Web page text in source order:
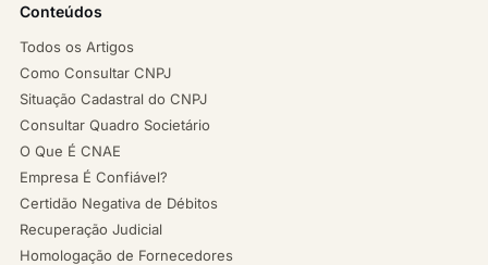
Conteúdos
Todos os Artigos
Como Consultar CNPJ
Situação Cadastral do CNPJ
Consultar Quadro Societário
O Que É CNAE
Empresa É Confiável?
Certidão Negativa de Débitos
Recuperação Judicial
Homologação de Fornecedores